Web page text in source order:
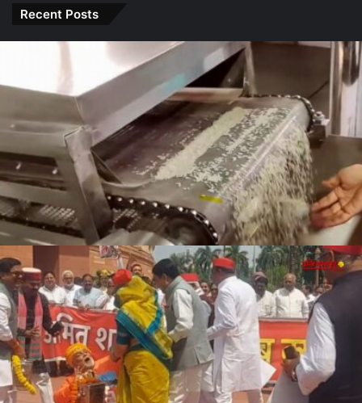
Sharma
Recent Posts